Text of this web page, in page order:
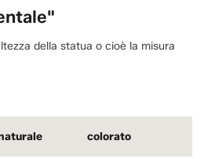
della statua o cioè la misura
colorato